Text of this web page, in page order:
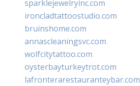
sparklejewelryinc.com
ironcladtattoostudio.com
bruinshome.com
annascleaningsvc.com
wolfcitytattoo.com
oysterbayturkeytrot.com
lafronterarestauranteybar.com